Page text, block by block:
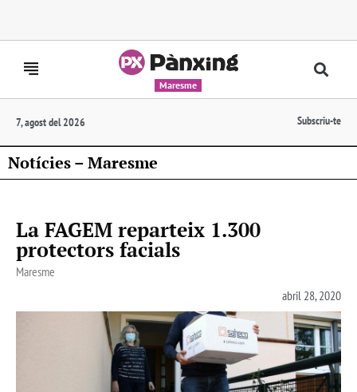
Maresme
7, agost del 2026 Subscriu-te
Notícies – Maresme
La FAGEM reparteix 1.300
protectors facials
Maresme
abril 28, 2020